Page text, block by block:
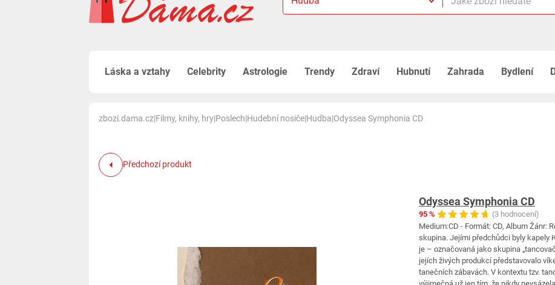
Láska a vztahy Celebrity Astrologie Trendy Zdraví Hubnutí Zahrada Bydlení
zbozi.dama.cz|Filmy, knihy, hry|Poslech|Hudební nosiče|Hudba|Odyssea Symphonia CD
Předchozí produkt
Odyssea Symphonia CD
95 %
(3 hodnocení)
Medium:CD - Formát: CD, Album Žánr:
skupina. Jejími předchůdci byly kapely
je – označovaná jako skupina
jejích živých produkcí představovalo
tanečních zábavách. V kontextu tzv.